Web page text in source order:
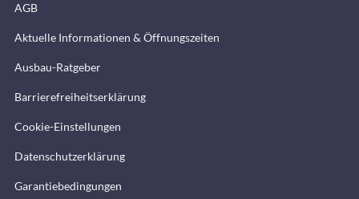
AGB
Aktuelle Informationen & Öffnungszeiten
Ausbau-Ratgeber
Barrierefreiheitserklärung
Cookie-Einstellungen
Datenschutzerklärung
Garantiebedingungen